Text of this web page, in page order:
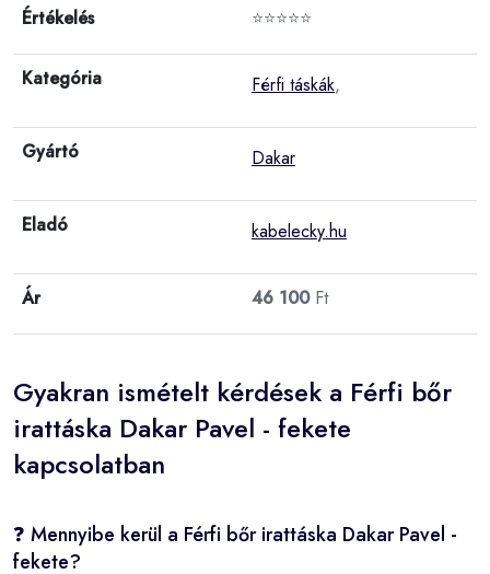
Értékelés ⭐⭐⭐⭐⭐
Kategória Férfi táskák,
Gyártó Dakar
Eladó kabelecky.hu
Ár 46 100Ft
Gyakran ismételt kérdések a Férfi bőr
irattáska Dakar Pavel - fekete
kapcsolatban
❓ Mennyibe kerül a Férfi bőr irattáska Dakar Pavel -
fekete?